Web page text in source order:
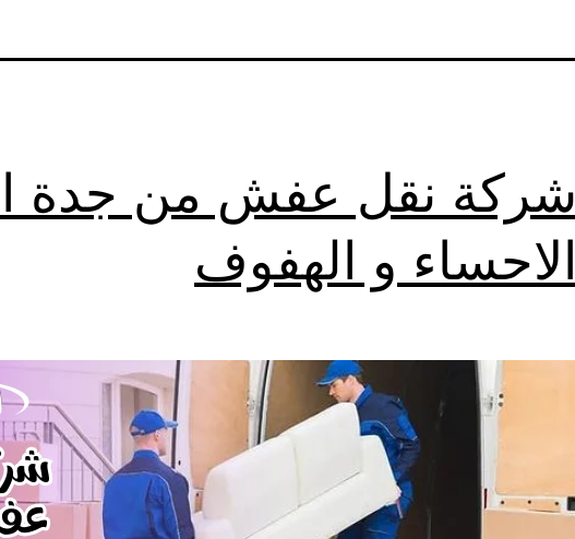
شركة نقل عفش من جدة
الاحساء و الهفوف